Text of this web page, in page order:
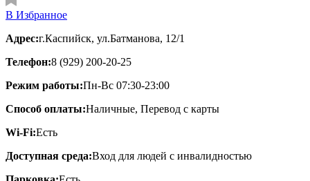
В Избранное
Адрес:г.Каспийск, ул.Батманова, 12/1
Телефон:8 (929) 200-20-25
Режим работы:Пн-Вс 07:30-23:00
Способ оплаты:Наличные, Перевод с карты
Wi-Fi:Есть
Доступная среда:Вход для людей с инвалидностью